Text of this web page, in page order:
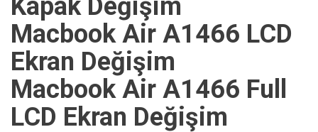
Kapak Değişim
Macbook Air A1466 LCD
Ekran Değişim
Macbook Air A1466 Full
LCD Ekran Değişim